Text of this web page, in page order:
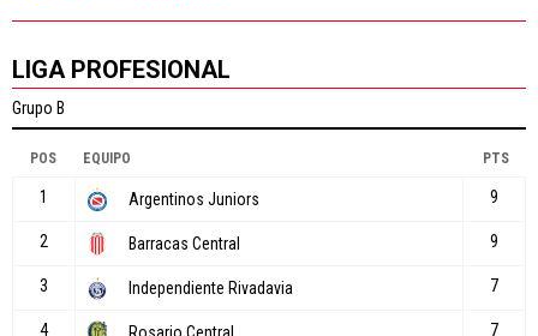
LIGA PROFESIONAL